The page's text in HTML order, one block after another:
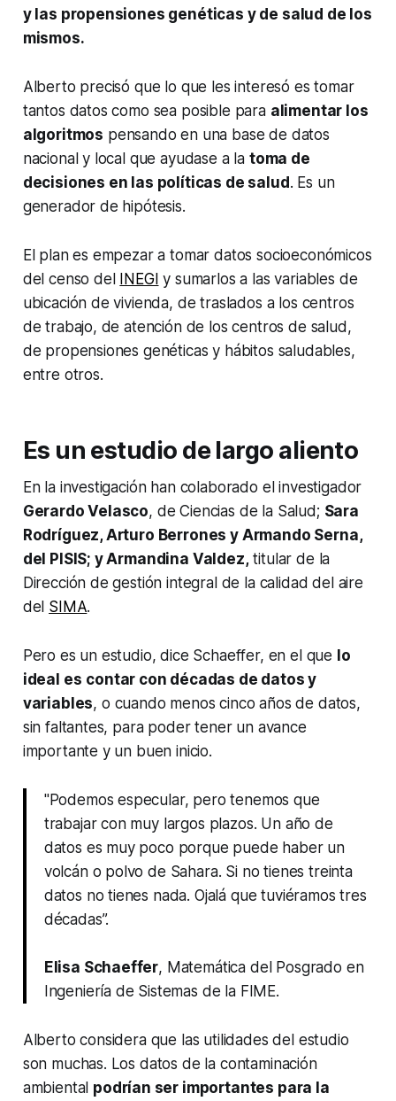
y las propensiones genéticas y de salud de los
mismos.
Alberto precisó que lo que les interesó es tomar
tantos datos como sea posible para alimentar los
algoritmos pensando en una base de datos
nacional y local que ayudase a la toma de
decisiones en las políticas de salud. Es un
generador de hipótesis.
El plan es empezar a tomar datos socioeconómicos
del censo del INEGI y sumarlos a las variables de
ubicación de vivienda, de traslados a los centros
de trabajo, de atención de los centros de salud,
de propensiones genéticas y hábitos saludables,
entre otros.
Es un estudio de largo aliento
En la investigación han colaborado el investigador
Gerardo Velasco, de Ciencias de la Salud; Sara
Rodríguez, Arturo Berrones y Armando Serna,
del PISIS; y Armandina Valdez,titular de la
Dirección de gestión integral de la calidad del aire
del SIMA.
Pero es un estudio, dice Schaeffer, en el que lo
ideal es contar con décadas de datos y
variables, o cuando menos cinco años de datos,
sin faltantes, para poder tener un avance
importante y un buen inicio.
"Podemos especular, pero tenemos que
trabajar con muy largos plazos. Un año de
datos es muy poco porque puede haber un
volcán o polvo de Sahara. Si no tienes treinta
datos no tienes nada. Ojalá que tuviéramos tres
décadas”.
Elisa Schaeffer, Matemática del Posgrado en
Ingeniería de Sistemas de la FIME.
Alberto considera que las utilidades del estudio
son muchas. Los datos de la contaminación
ambiental podrían ser importantes para la